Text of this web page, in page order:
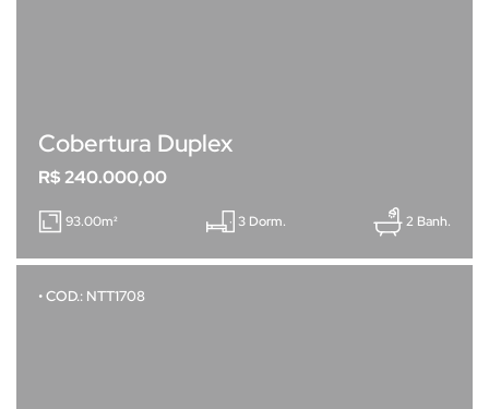
Cobertura Duplex
R$ 240.000,00
93.00m² 3 Dorm. 2 Banh.
• COD.: NTT1708